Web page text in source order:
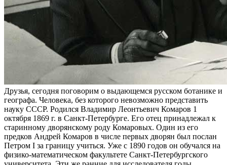
Друзья, сегодня поговорим о выдающемся русском ботанике и
географа. Человека, без которого невозможно представить
науку СССР. Родился Владимир Леонтьевич Комаров 1
октября 1869 г. в Санкт-Петербурге. Его отец принадлежал к
старинному дворянскому роду Комаровых. Один из его
предков Андрей Комаров в числе первых дворян был послан
Петром I за границу учиться. Уже с 1890 годов он обучался на
физико-математическом факультете Санкт-Петербургского